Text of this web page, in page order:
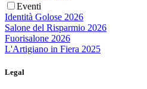
Eventi
Identità Golose 2026
Salone del Risparmio 2026
Fuorisalone 2026
L'Artigiano in Fiera 2025
Legal